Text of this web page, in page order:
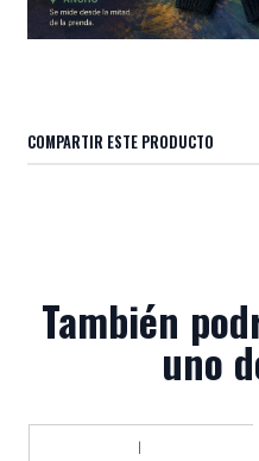
COMPARTIR ESTE PRODUCTO
También
uno
|